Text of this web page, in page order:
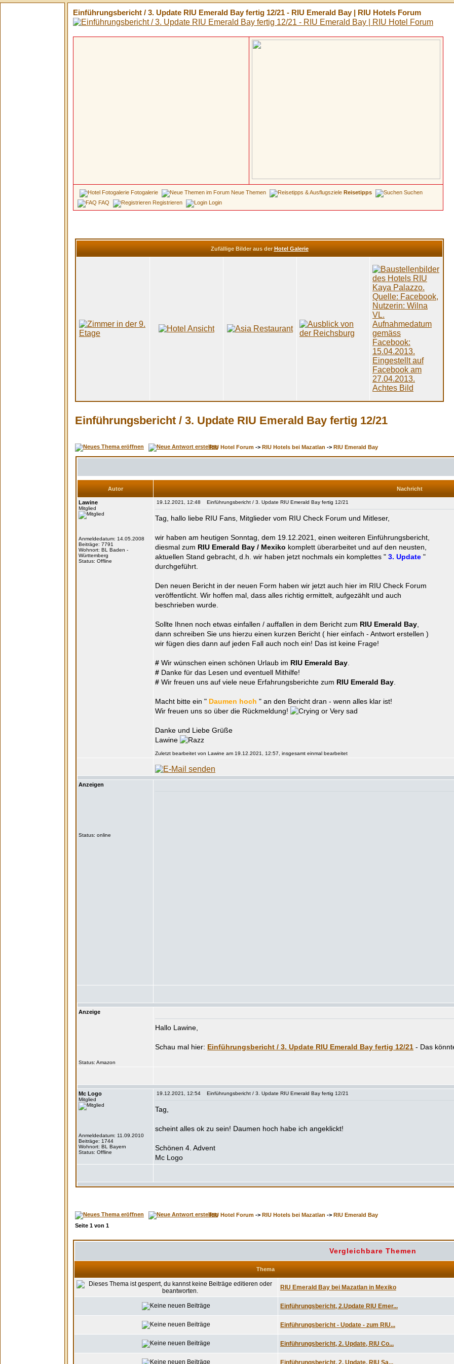
Einführungsbericht / 3. Update RIU Emerald Bay fertig 12/21 - RIU Emerald Bay | RIU Hotels Forum
Fotogalerie Neue Themen Reisetipps
Suchen
FAQ
Registrieren Login
Zufällige Bilder aus der Hotel Galerie
Einführungsbericht / 3. Update RIU Emerald Bay fertig 12/21
RIU Hotel Forum -> RIU Hotels bei Mazatlan -> RIU Emerald Bay
Autor Nachricht
Lawine
Mitglied
Anmeldedatum: 14.05.2008
Beiträge: 7791
Wohnort: BL Baden -
Württemberg
Status: Offline
19.12.2021, 12:48 Einführungsbericht / 3. Update RIU Emerald Bay fertig 12/21
Tag, hallo liebe RIU Fans, Mitglieder vom RIU Check Forum und Mitleser,
wir haben am heutigen Sonntag, dem 19.12.2021, einen weiteren Einführungsbericht,
diesmal zum RIU Emerald Bay / Mexiko komplett überarbeitet und auf den neusten,
aktuellen Stand gebracht, d.h. wir haben jetzt nochmals ein komplettes " 3. Update "
durchgeführt.
Den neuen Bericht in der neuen Form haben wir jetzt auch hier im RIU Check Forum
veröffentlicht. Wir hoffen mal, dass alles richtig ermittelt, aufgezählt und auch
beschrieben wurde.
Sollte Ihnen noch etwas einfallen / auffallen in dem Bericht zum RIU Emerald Bay
dann schreiben Sie uns hierzu einen kurzen Bericht ( hier einfach - Antwort erstellen )
wir fügen dies dann auf jeden Fall auch noch ein! Das ist keine Frage!
# Wir wünschen einen schönen Urlaub im RIU Emerald Bay
# Danke für das Lesen und eventuell Mithilfe!
# Wir freuen uns auf viele neue Erfahrungsberichte zum RIU Emerald Bay
Macht bitte ein " Daumen hoch " an den Bericht dran - wenn alles klar ist!
Wir freuen uns so über die Rückmeldung!
Danke und Liebe Grüße
Lawine
Zuletzt bearbeitet von Lawine am 19.12.2021, 12:57, insgesamt einmal bearbeitet
Anzeigen
Status: online
Anzeige
Status:
Hallo Lawine,
Einführungsbericht / 3. Update RIU Emerald Bay fertig 12/21
Mc Logo
Mitglied
Anmeldedatum: 11.09.2010
Beiträge: 1744
Wohnort: BL Bayern
Status: Offline
19.12.2021, 12:54 Einführungsbericht / 3. Update RIU Emerald Bay fertig 12/21
Tag,
scheint alles ok zu sein! Daumen hoch habe ich angeklickt!
Schönen 4. Advent
Mc Logo
RIU Hotel Forum -> RIU Hotels bei Mazatlan -> RIU Emerald Bay
Seite 1 von 1
Vergleichbare Themen
Thema
RIU Emerald Bay bei Mazatlan in Mexiko
Einführungsbericht, 2.Update RIU Emer...
Einführungsbericht - Update - zum RIU...
Einführungsbericht, 2. Update, RIU Co...
Einführungsbericht, 2. Update, RIU Sa...